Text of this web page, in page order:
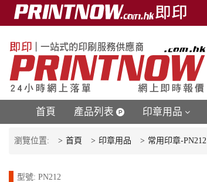
首頁 產品列表 印章用品
瀏覽位置: 首頁 印章用品 常用印章-PN212
型號: PN212